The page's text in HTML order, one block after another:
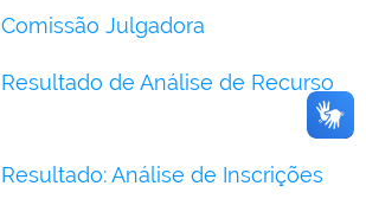
Comissão Julgadora
Resultado de Análise de Recurso
Resultado: Análise de Inscrições